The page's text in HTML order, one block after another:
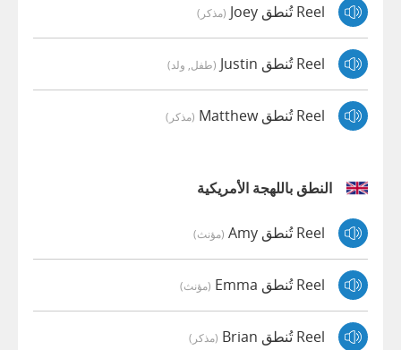
Reel تُنطق Joey (مذكر)
Reel تُنطق Justin (طفل, ولد)
Reel تُنطق Matthew (مذكر)
النطق باللهجة الأمريكية
Reel تُنطق Amy (مؤنث)
Reel تُنطق Emma (مؤنث)
Reel تُنطق Brian (مذكر)